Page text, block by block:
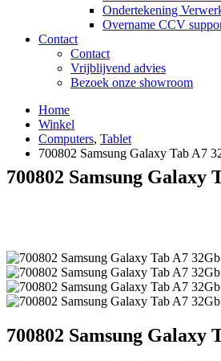
Ondertekening
Overname CCV
Contact
Contact
Vrijblijvend advies
Bezoek onze showroom
Home
Winkel
Computers, Tablet
700802 Samsung Galaxy Tab A7
700802 Samsung Galaxy
700802 Samsung Galaxy